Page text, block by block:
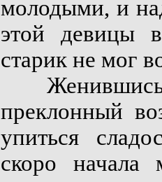
молодыми, и
этой девицы
старик не мог
Женившись,
преклонный
упиться
скоро